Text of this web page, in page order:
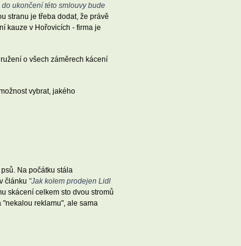
ukončení této smlouvy bude
stranu je třeba dodat, že právě
kauze v Hořovicích - firma je
o všech záměrech kácení
vybrat, jakého
Na počátku stála
článku "Jak kolem prodejen Lidl
skácení celkem sto dvou stromů
reklamu", ale sama